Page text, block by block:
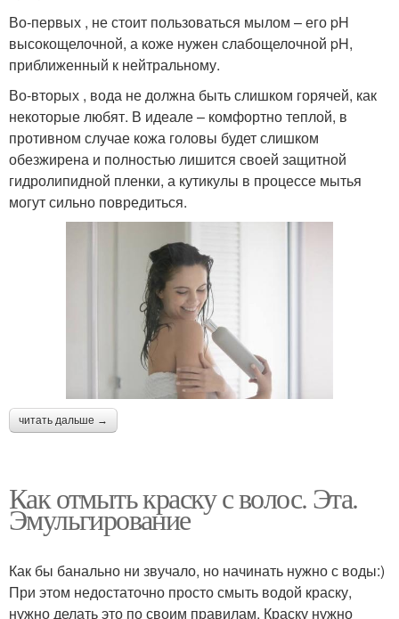
Во-первых , не стоит пользоваться мылом – его pH
высокощелочной, а коже нужен слабощелочной pH,
приближенный к нейтральному.
Во-вторых , вода не должна быть слишком горячей, как
некоторые любят. В идеале – комфортно теплой, в
противном случае кожа головы будет слишком
обезжирена и полностью лишится своей защитной
гидролипидной пленки, а кутикулы в процессе мытья
могут сильно повредиться.
читать дальше →
Как отмыть краску с волос. Эта.
Эмульгирование
Как бы банально ни звучало, но начинать нужно с воды:)
При этом недостаточно просто смыть водой краску,
нужно делать это по своим правилам. Краску нужно